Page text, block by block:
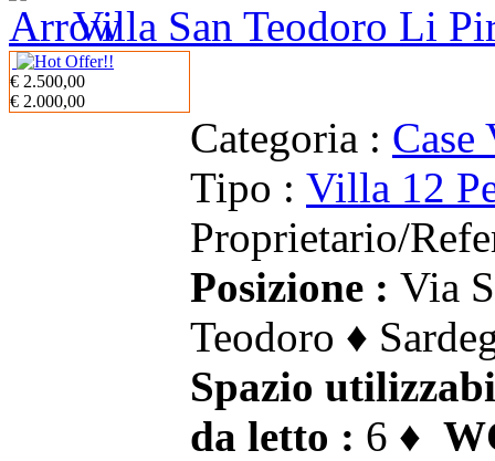
Villa San Teodoro Li
€ 2.500,00
€ 2.000,00
Categoria : Case
Tipo : Villa 12
Proprietario/
Posizione : Via
Teodoro ♦
Spazio
da letto : 6 ♦